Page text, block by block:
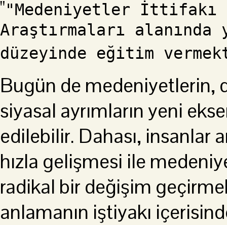
"Medeniyetler İttifakı
Araştırmaları
düzeyinde eğitim
Bugün de medeniyetlerin,
siyasal ayrımların yeni
edilebilir. Dahası, insanlar
hızla gelişmesi ile
radikal bir değişim
anlamanın iştiyakı